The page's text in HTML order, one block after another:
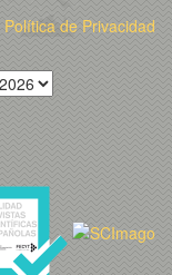
Política de Privacidad